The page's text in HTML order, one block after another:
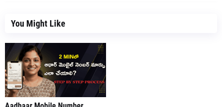
You Might Like